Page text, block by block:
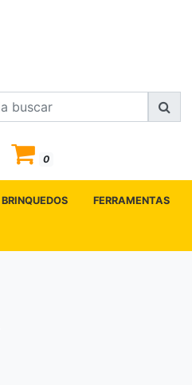
0
BRINQUEDOS FERRAMENTAS